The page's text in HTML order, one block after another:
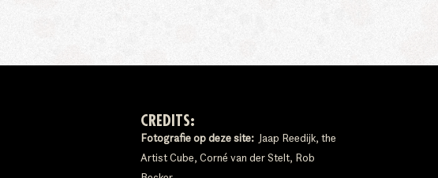
CREDITS:
Fotografie op deze site: Jaap Reedijk, the
Artist Cube, Corné van der Stelt, Rob